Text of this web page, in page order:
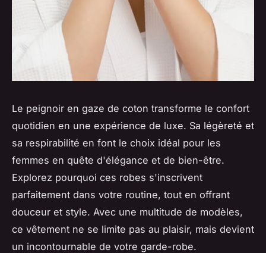
Le peignoir en gaze de coton transforme le confort
quotidien en une expérience de luxe. Sa légèreté et
sa respirabilité en font le choix idéal pour les
femmes en quête d'élégance et de bien-être.
Explorez pourquoi ces robes s'inscrivent
parfaitement dans votre routine, tout en offrant
douceur et style. Avec une multitude de modèles,
ce vêtement ne se limite pas au plaisir, mais devient
un incontournable de votre garde-robe.